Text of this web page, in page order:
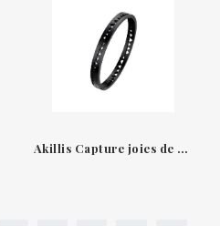
Akillis Capture joies de luxe inspirades en l'amor i la passió